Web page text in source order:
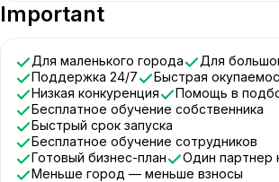
Important
Для маленького города
Для
Поддержка 24/7
Быстрая
Низкая конкуренция
Помощь в
Бесплатное обучение собственника
Быстрый срок запуска
Бесплатное обучение сотрудников
Готовый бизнес-план
Один партнер
Меньше город — меньше взносы